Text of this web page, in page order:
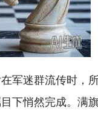
军迷群流传时，
下悄然完成。满